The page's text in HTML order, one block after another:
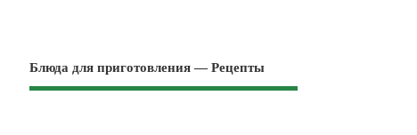
Блюда для приготовления — Рецепты